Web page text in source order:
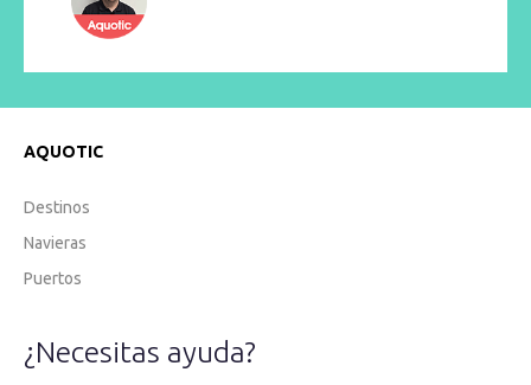
AQUOTIC
Destinos
Navieras
Puertos
¿Necesitas ayuda?